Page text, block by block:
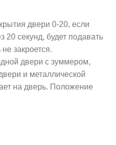
двери 0-20, если
20 секунд, будет подавать
закроется.
двери с зуммером,
и металлической
на дверь. Положение